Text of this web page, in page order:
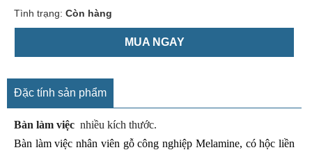
Tình trạng: Còn hàng
MUA NGAY
Đặc tính sản phẩm
Bàn làm việc nhiều kích thước.
Bàn làm việc nhân viên gỗ công nghiệp Melamine, có hộc liền